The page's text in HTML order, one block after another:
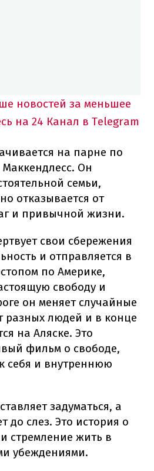
новостей за меньшее
на 24 Канал в Telegram
на парне по
Он
семьи,
отказывается от
и привычной жизни.
свои сбережения
и отправляется в
по Америке,
свободу и
он меняет случайные
разных людей и в конце
на Аляске. Это
фильм о свободе,
себя и внутреннюю
задуматься, а
до слез. Это история о
стремление жить в
убеждениями.